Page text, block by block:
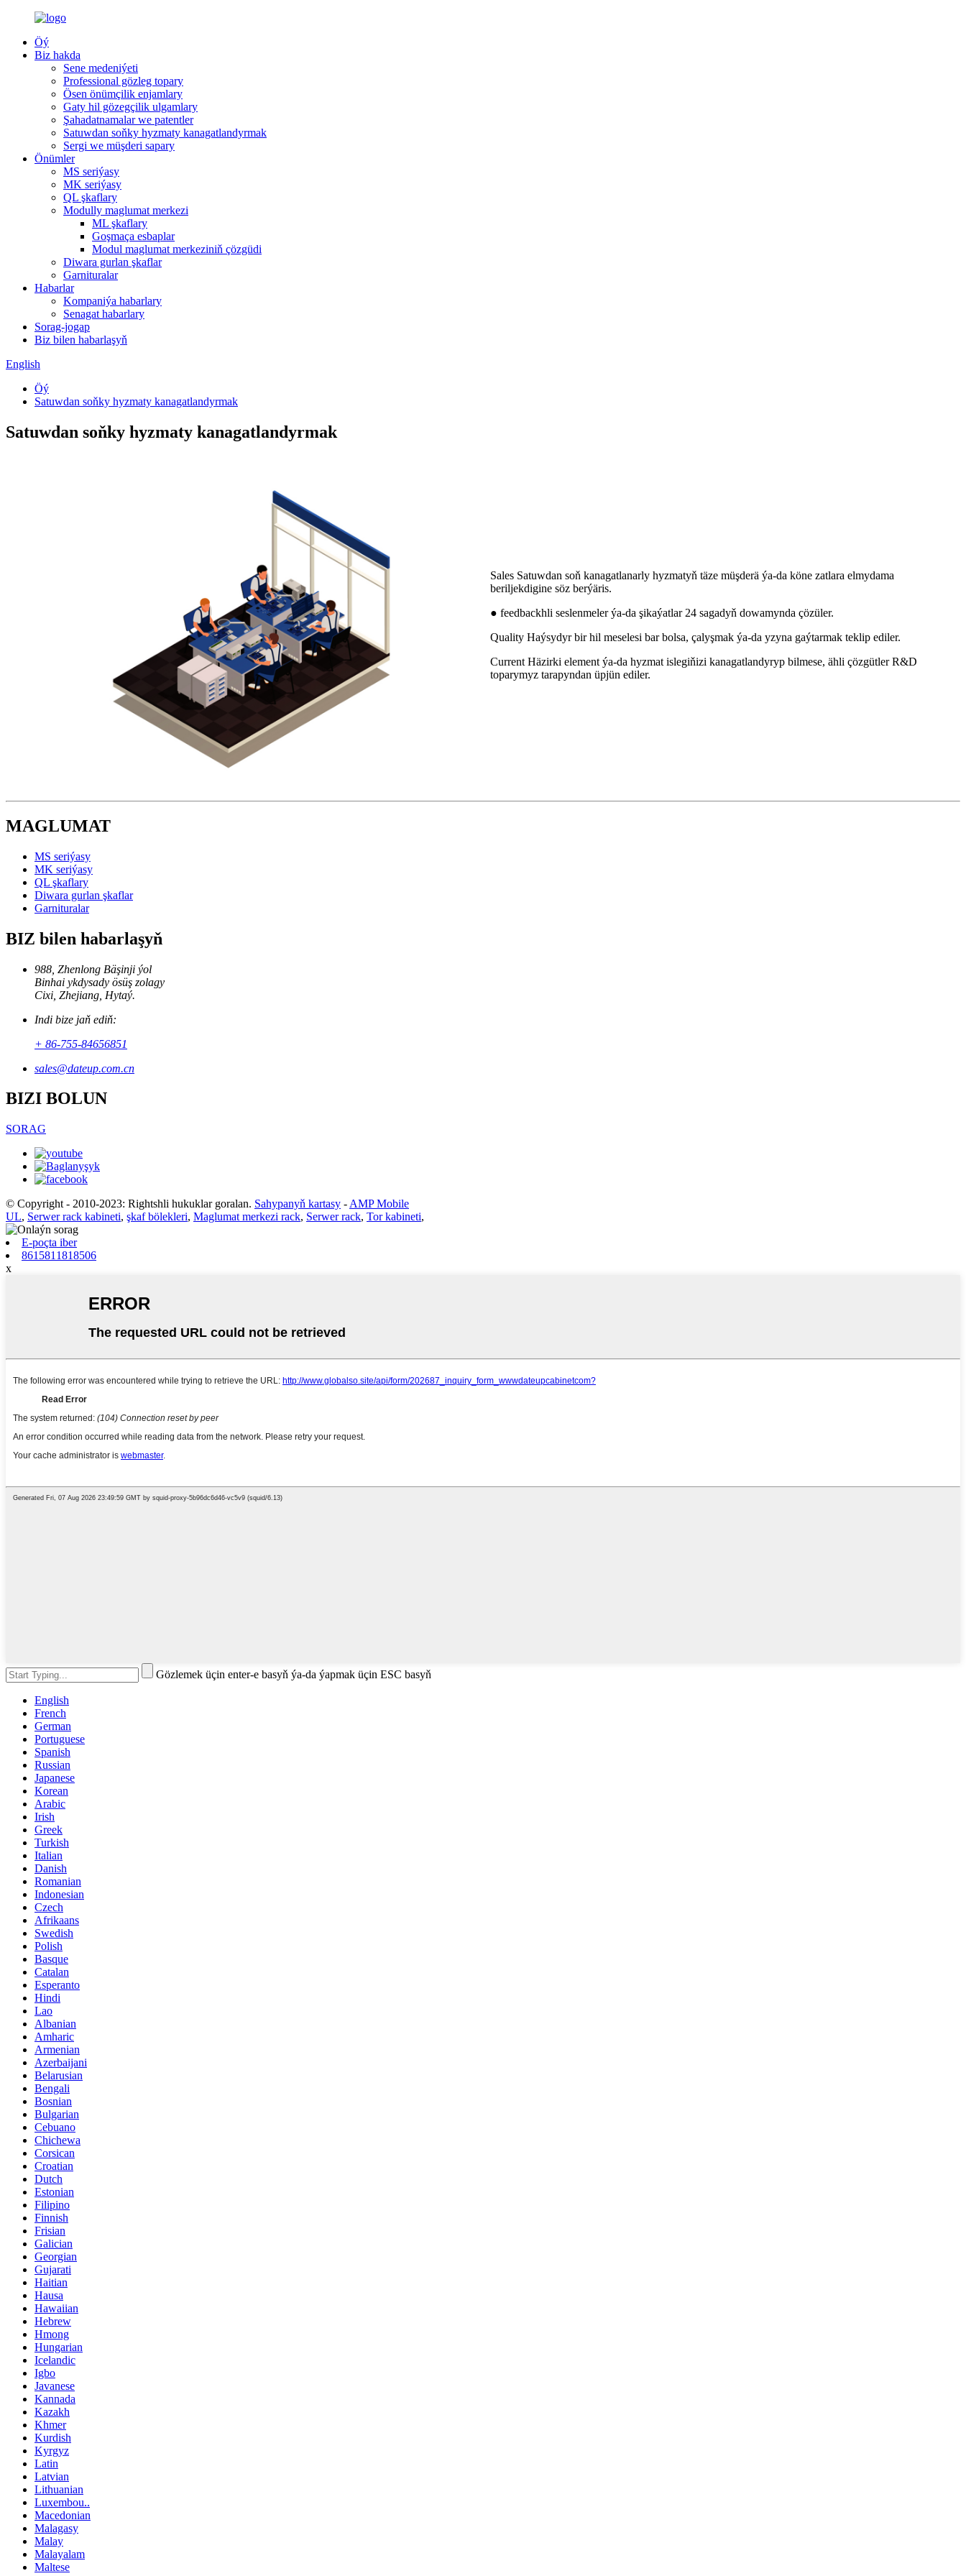
Öý
Biz hakda
Sene medeniýeti
Professional gözleg topary
Ösen önümçilik enjamlary
Gaty hil gözegçilik ulgamlary
Şahadatnamalar we patentler
Satuwdan soňky hyzmaty kanagatlandyrmak
Sergi we müşderi sapary
Önümler
MS seriýasy
MK seriýasy
QL şkaflary
Modully maglumat merkezi
ML şkaflary
Goşmaça esbaplar
Modul maglumat merkeziniň çözgüdi
Diwara gurlan şkaflar
Garnituralar
Habarlar
Kompaniýa habarlary
Senagat habarlary
Sorag-jogap
Biz bilen habarlaşyň
English
Öý
Satuwdan soňky hyzmaty kanagatlandyrmak
Satuwdan soňky hyzmaty kanagatlandyrmak
Sales Satuwdan soň kanagatlanarly hyzmatyň täze müşderä ýa-da köne zatlara elmydama
beriljekdigine söz berýäris.
● feedbackhli seslenmeler ýa-da şikaýatlar 24 sagadyň dowamynda çözüler.
Quality Haýsydyr bir hil meselesi bar bolsa, çalyşmak ýa-da yzyna gaýtarmak teklip ediler.
Current Häzirki element ýa-da hyzmat islegiňizi kanagatlandyryp bilmese, ähli çözgütler R&D
toparymyz tarapyndan üpjün ediler.
MAGLUMAT
MS seriýasy
MK seriýasy
QL şkaflary
Diwara gurlan şkaflar
Garnituralar
BIZ bilen habarlaşyň
988, Zhenlong Bäşinji ýol
Binhai ykdysady ösüş zolagy
Cixi, Zhejiang, Hytaý.
Indi bize jaň ediň:
+ 86-755-84656851
sales@dateup.com.cn
BIZI BOLUN
SORAG
© Copyright - 2010-2023: Rightshli hukuklar goralan. Sahypanyň kartasy - AMP Mobile
UL, Serwer rack kabineti, şkaf bölekleri, Maglumat merkezi rack, Serwer rack, Tor kabineti,
E-poçta iber
8615811818506
x
Gözlemek üçin enter-e basyň ýa-da ýapmak üçin ESC basyň
English
French
German
Portuguese
Spanish
Russian
Japanese
Korean
Arabic
Irish
Greek
Turkish
Italian
Danish
Romanian
Indonesian
Czech
Afrikaans
Swedish
Polish
Basque
Catalan
Esperanto
Hindi
Lao
Albanian
Amharic
Armenian
Azerbaijani
Belarusian
Bengali
Bosnian
Bulgarian
Cebuano
Chichewa
Corsican
Croatian
Dutch
Estonian
Filipino
Finnish
Frisian
Galician
Georgian
Gujarati
Haitian
Hausa
Hawaiian
Hebrew
Hmong
Hungarian
Icelandic
Igbo
Javanese
Kannada
Kazakh
Khmer
Kurdish
Kyrgyz
Latin
Latvian
Lithuanian
Luxembou..
Macedonian
Malagasy
Malay
Malayalam
Maltese